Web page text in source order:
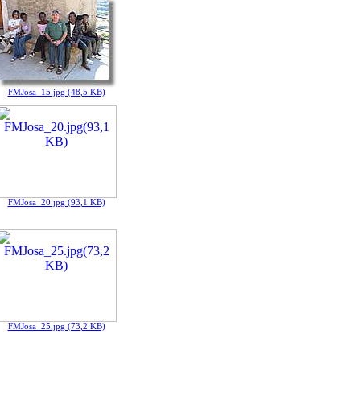
FMJosa_15.jpg (48,5 KB)
FMJosa_20.jpg (93,1 KB)
FMJosa_25.jpg (73,2 KB)